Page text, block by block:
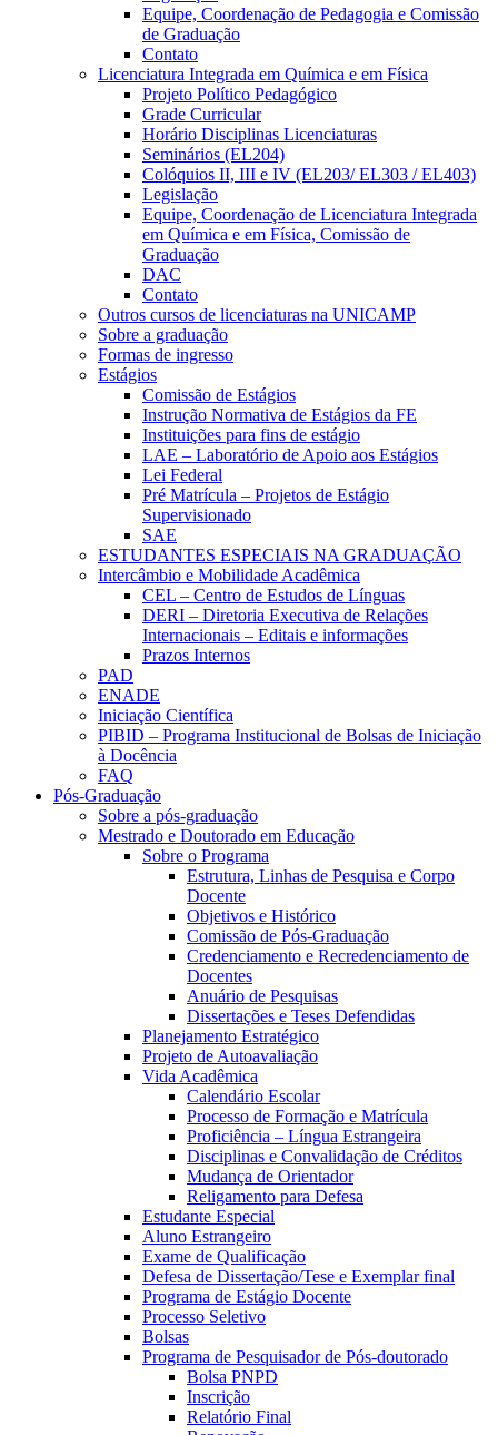
Equipe, Coordenação de Pedagogia e Comissão
de Graduação
Contato
Licenciatura Integrada em Química e em Física
Projeto Político Pedagógico
Grade Curricular
Horário Disciplinas Licenciaturas
Seminários (EL204)
Colóquios II, III e IV (EL203/ EL303 / EL403)
Legislação
Equipe, Coordenação de Licenciatura Integrada
em Química e em Física, Comissão de
Graduação
DAC
Contato
Outros cursos de licenciaturas na UNICAMP
Sobre a graduação
Formas de ingresso
Estágios
Comissão de Estágios
Instrução Normativa de Estágios da FE
Instituições para fins de estágio
LAE – Laboratório de Apoio aos Estágios
Lei Federal
Pré Matrícula – Projetos de Estágio
Supervisionado
SAE
ESTUDANTES ESPECIAIS NA GRADUAÇÃO
Intercâmbio e Mobilidade Acadêmica
CEL – Centro de Estudos de Línguas
DERI – Diretoria Executiva de Relações
Internacionais – Editais e informações
Prazos Internos
PAD
ENADE
Iniciação Científica
PIBID – Programa Institucional de Bolsas de Iniciação
à Docência
FAQ
Pós-Graduação
Sobre a pós-graduação
Mestrado e Doutorado em Educação
Sobre o Programa
Estrutura, Linhas de Pesquisa e Corpo
Docente
Objetivos e Histórico
Comissão de Pós-Graduação
Credenciamento e Recredenciamento de
Docentes
Anuário de Pesquisas
Dissertações e Teses Defendidas
Planejamento Estratégico
Projeto de Autoavaliação
Vida Acadêmica
Calendário Escolar
Processo de Formação e Matrícula
Proficiência – Língua Estrangeira
Disciplinas e Convalidação de Créditos
Mudança de Orientador
Religamento para Defesa
Estudante Especial
Aluno Estrangeiro
Exame de Qualificação
Defesa de Dissertação/Tese e Exemplar final
Programa de Estágio Docente
Processo Seletivo
Bolsas
Programa de Pesquisador de Pós-doutorado
Bolsa PNPD
Inscrição
Relatório Final